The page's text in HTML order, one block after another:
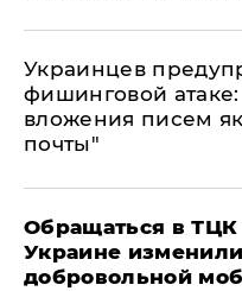
Украинцев
фишинговой
вложения писем
почты"
Обращаться в
Украине
добровольной